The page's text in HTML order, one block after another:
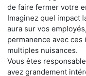
de faire fermer votre
Imaginez quel impact
aura sur vos
permanence avec
multiples nuisances.
Vous êtes
avez grandement